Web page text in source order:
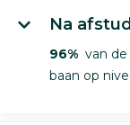
Na
96% van
baan op